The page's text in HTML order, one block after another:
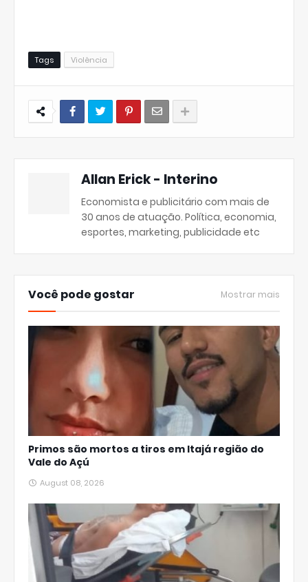
Tags Violência
Allan Erick - Interino
Economista e publicitário com mais de
30 anos de atuação. Política, economia,
esportes, marketing, publicidade etc
Você pode gostar Mostrar mais
Primos são mortos a tiros em Itajá região do
Vale do Açú
August 08, 2026